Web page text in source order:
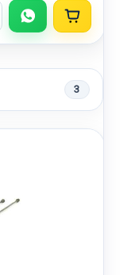
3